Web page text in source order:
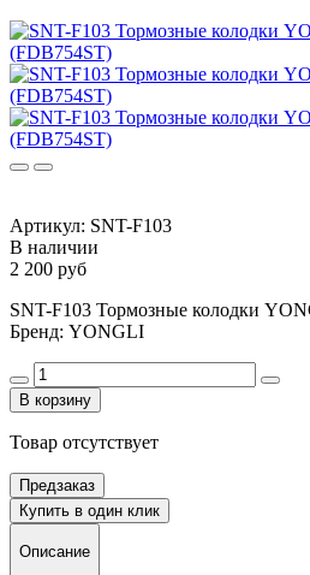
Артикул: SNT-F103
В наличии
2 200 руб
SNT-F103 Тормозные колодки
Бренд: YONGLI
В корзину
Товар отсутствует
Предзаказ
Купить в один клик
Описание